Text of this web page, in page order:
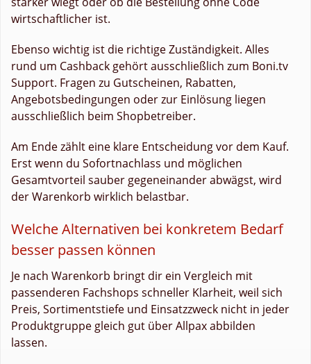
wirtschaftlicher ist.
Ebenso wichtig ist die richtige Zuständigkeit. Alles
rund um Cashback gehört ausschließlich zum Boni.tv
Support. Fragen zu Gutscheinen, Rabatten,
Angebotsbedingungen oder zur Einlösung liegen
ausschließlich beim Shopbetreiber.
Am Ende zählt eine klare Entscheidung vor dem Kauf.
Erst wenn du Sofortnachlass und möglichen
Gesamtvorteil sauber gegeneinander abwägst, wird
der Warenkorb wirklich belastbar.
Welche Alternativen bei konkretem Bedarf
besser passen können
Je nach Warenkorb bringt dir ein Vergleich mit
passenderen Fachshops schneller Klarheit, weil sich
Preis, Sortimentstiefe und Einsatzzweck nicht in jeder
Produktgruppe gleich gut über Allpax abbilden
lassen.